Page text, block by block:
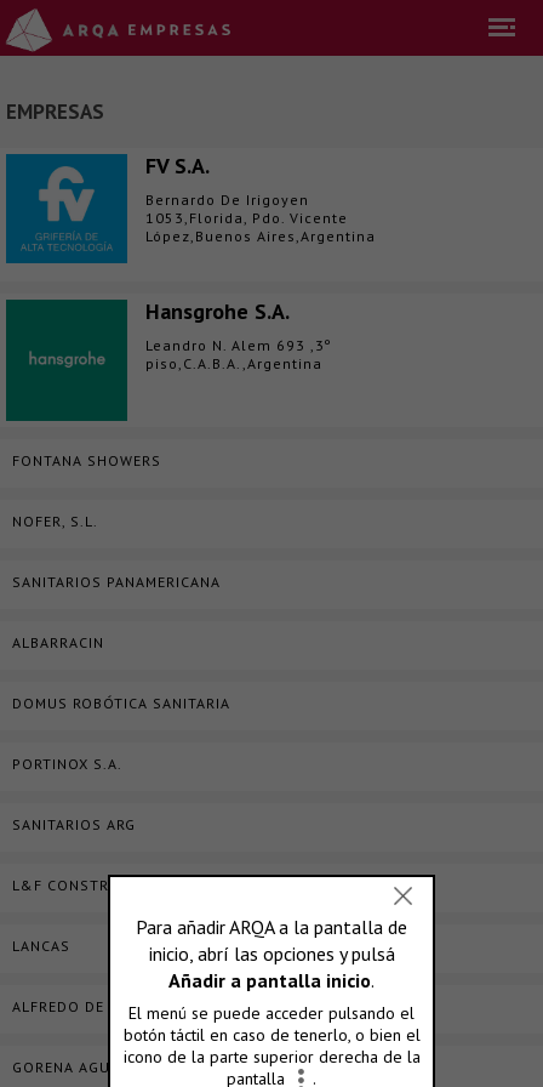
EMPRESAS
FV S.A.
Bernardo De Irigoyen
1053,Florida, Pdo. Vicente
López,Buenos Aires,Argentina
Hansgrohe S.A.
Leandro N. Alem 693 ,3º
piso,C.A.B.A.,Argentina
FONTANA SHOWERS
NOFER, S.L.
SANITARIOS PANAMERICANA
ALBARRACIN
DOMUS ROBÓTICA SANITARIA
PORTINOX S.A.
SANITARIOS ARG
L&F CONSTRUCCIONES
LANCAS
ALFREDO DE LA HORRA
GORENA AGUA